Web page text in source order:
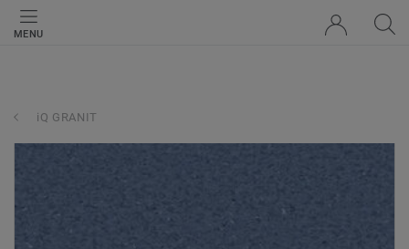
MENU
iQ GRANIT